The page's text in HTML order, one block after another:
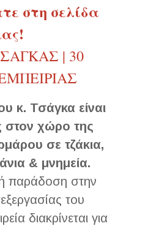
στη σελίδα
| 30
κ. Τσάγκα είναι
χώρο της
σε τζάκια,
& μνημεία.
παράδοση στην
του
διακρίνεται για